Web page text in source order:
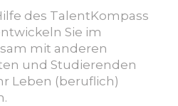
des TalentKompass
Sie im
mit anderen
und Studierenden
Leben (beruflich)